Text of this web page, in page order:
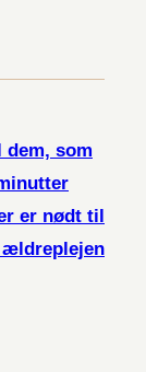
som
er nødt til
ældreplejen